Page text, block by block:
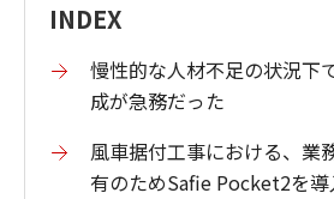
INDEX
慢性的な人材不足の状況下
成が急務だった
風車据付工事における、業
有のためSafie Pocket2を導